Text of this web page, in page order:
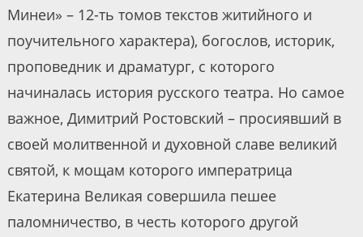
Минеи» – 12-ть томов текстов житийного и
поучительного характера), богослов, историк,
проповедник и драматург, с которого
начиналась история русского театра. Но самое
важное, Димитрий Ростовский – просиявший в
своей молитвенной и духовной славе великий
святой, к мощам которого императрица
Екатерина Великая совершила пешее
паломничество, в честь которого другой